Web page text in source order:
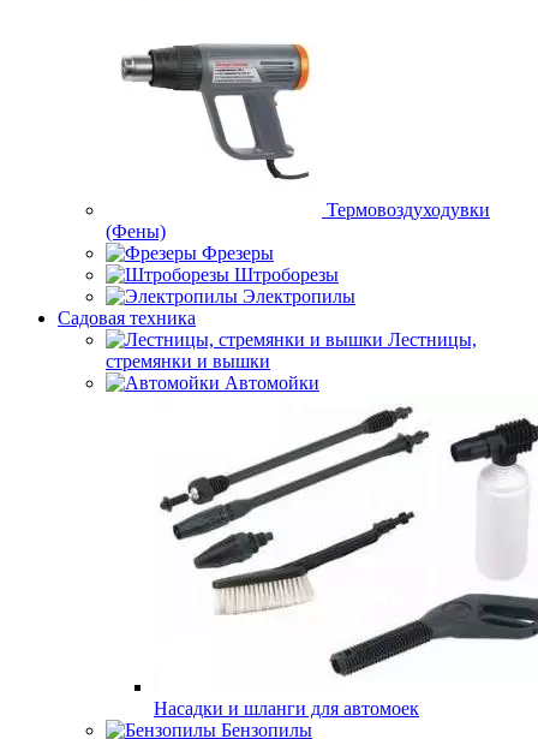
Термовоздуходувки
(Фены)
Фрезеры
Штроборезы
Электропилы
Садовая техника
Лестницы,
стремянки и вышки
Автомойки
Насадки и шланги для автомоек
Бензопилы